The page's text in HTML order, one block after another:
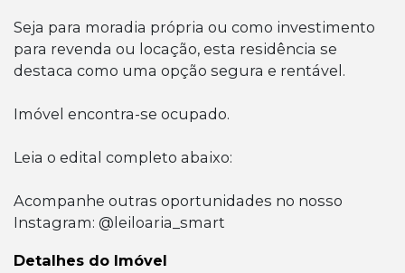
Seja para moradia própria ou como investimento
para revenda ou locação, esta residência se
destaca como uma opção segura e rentável.
Imóvel encontra-se ocupado.
Leia o edital completo abaixo:
Acompanhe outras oportunidades no nosso
Instagram: @leiloaria_smart
Detalhes do Imóvel